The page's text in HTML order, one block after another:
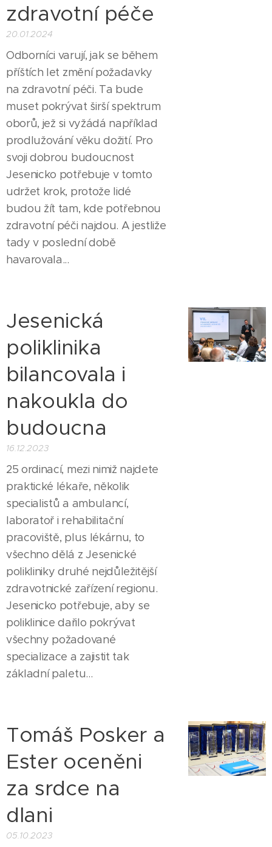
zdravotní péče
20.01.2024
Odborníci varují, jak se během
příštích let změní požadavky
na zdravotní péči. Ta bude
muset pokrývat širší spektrum
oborů, jež si vyžádá například
prodlužování věku dožití. Pro
svoji dobrou budoucnost
Jesenicko potřebuje v tomto
udržet krok, protože lidé
budou žít tam, kde potřebnou
zdravotní péči najdou. A jestliže
tady v poslední době
havarovala...
Jesenická
poliklinika
bilancovala i
nakoukla do
budoucna
16.12.2023
25 ordinací, mezi nimiž najdete
praktické lékaře, několik
specialistů a ambulancí,
laboratoř i rehabilitační
pracoviště, plus lékárnu, to
všechno dělá z Jesenické
polikliniky druhé nejdůležitější
zdravotnické zařízení regionu.
Jesenicko potřebuje, aby se
poliklinice dařilo pokrývat
všechny požadované
specializace a zajistit tak
základní paletu...
Tomáš Posker a
Ester oceněni
za srdce na
dlani
05.10.2023